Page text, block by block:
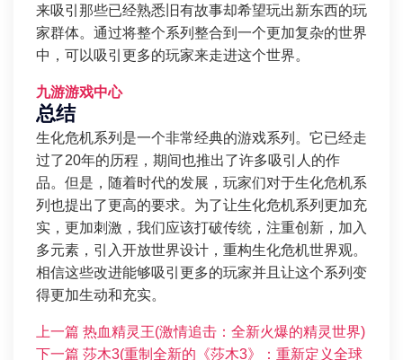
来吸引那些已经熟悉旧有故事却希望玩出新东西的玩
家群体。通过将整个系列整合到一个更加复杂的世界
中，可以吸引更多的玩家来走进这个世界。
九游游戏中心
总结
生化危机系列是一个非常经典的游戏系列。它已经走
过了20年的历程，期间也推出了许多吸引人的作
品。但是，随着时代的发展，玩家们对于生化危机系
列也提出了更高的要求。为了让生化危机系列更加充
实，更加刺激，我们应该打破传统，注重创新，加入
多元素，引入开放世界设计，重构生化危机世界观。
相信这些改进能够吸引更多的玩家并且让这个系列变
得更加生动和充实。
上一篇 热血精灵王(激情追击：全新火爆的精灵世界)
下一篇 莎木3(重制全新的《莎木3》：重新定义全球